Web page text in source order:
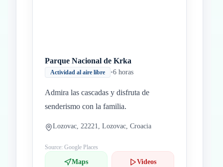
Parque Nacional de Krka
Actividad al aire libre •6 horas
Admira las cascadas y disfruta de
senderismo con la familia.
Lozovac, 22221, Lozovac, Croacia
Source: Google Places
Maps Videos